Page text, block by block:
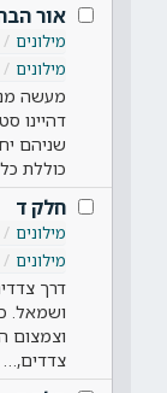
אור
מילונים
מילונים
מעשה
דהיינו
שניהם
כוללת
חלק ד
מילונים
מילונים
דרך
ושמאל.
וצמצום
צדדים,…